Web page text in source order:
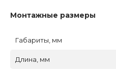
Монтажные размеры
Габариты, мм
Длина, мм